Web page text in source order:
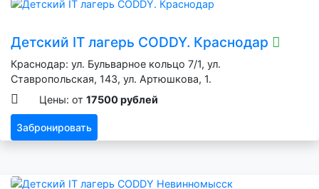
Детский IT лагерь CODDY. Краснодар
Краснодар: ул. Бульварное кольцо 7/1, ул.
Ставропольская, 143, ул. Артюшкова, 1.
Цены: от 17500 рублей
Забронировать